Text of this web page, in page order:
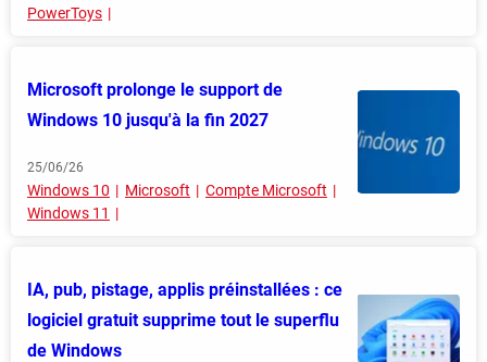
PowerToys
Microsoft prolonge le support de
Windows 10 jusqu'à la fin 2027
25/06/26
Windows 10 Microsoft
Compte Microsoft
Windows 11
IA, pub, pistage, applis préinstallées : ce
logiciel gratuit supprime tout le superflu
de Windows